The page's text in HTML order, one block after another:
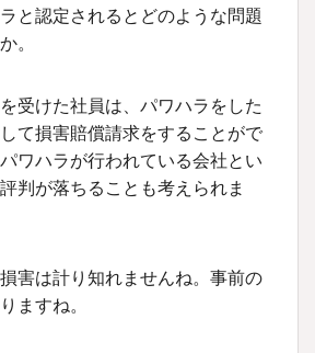
と認定されるとどのような問題
。
受けた社員は、パワハラをした
て損害賠償請求をすることがで
ワハラが行われている会社とい
判が落ちることも考えられま
害は計り知れませんね。事前の
ますね。